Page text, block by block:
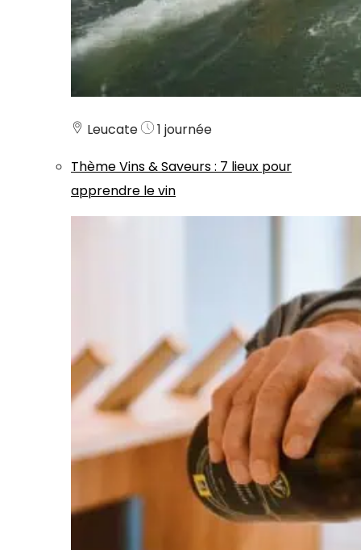
Leucate
1 journée
ThèmeVins & Saveurs: 7 lieux pour
apprendre le vin